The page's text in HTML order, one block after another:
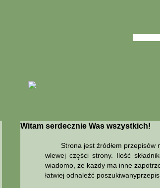
Witam serdecznie Was wszystkich!
Strona jest źródłem przepisów
wlewej części strony. Ilość
wiadomo, że każdy ma inne
łatwiej odnaleźć poszukiwanyprzepis.